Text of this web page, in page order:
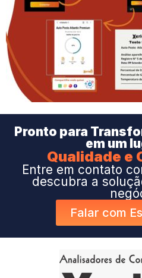
Pronto para
em um
Qualidade e
Entre em contato
descubra a
Falar com